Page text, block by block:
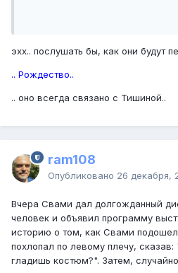
эхх.. послушать бы, как они будут
.. Рождество..
.. оно всегда связано с Тишиной..
ram108
Опубликовано 26 декабря,
Вчера Свами дал долгожданный
человек и объявил программу
историю о том, как Свами
похлопал по левому плечу, сказав:
гладишь костюм?". Затем,